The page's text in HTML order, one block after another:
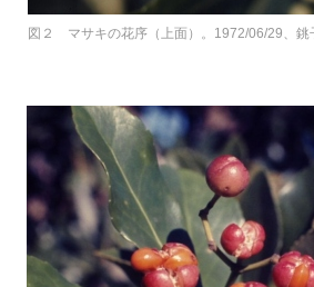
図２ マサキの花序（上面）。1972/06/29、銚